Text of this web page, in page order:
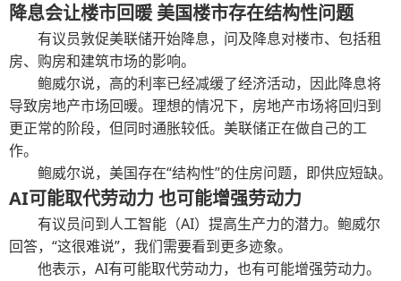
降息会让楼市回暖 美国楼市存在结构性问题
有议员敦促美联储开始降息，问及降息对楼市、包括租
房、购房和建筑市场的影响。
鲍威尔说，高的利率已经减缓了经济活动，因此降息将
导致房地产市场回暖。理想的情况下，房地产市场将回归到
更正常的阶段，但同时通胀较低。美联储正在做自己的工
作。
鲍威尔说，美国存在“结构性”的住房问题，即供应短缺。
AI可能取代劳动力 也可能增强劳动力
有议员问到人工智能（AI）提高生产力的潜力。鲍威尔
回答，“这很难说”，我们需要看到更多迹象。
他表示，AI有可能取代劳动力，也有可能增强劳动力。